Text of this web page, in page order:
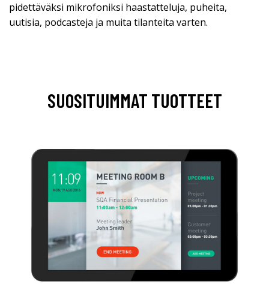
pidettäväksi mikrofoniksi haastatteluja, puheita,
uutisia, podcasteja ja muita tilanteita varten.
SUOSITUIMMAT TUOTTEET